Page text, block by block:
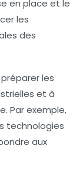
en place et le
les
des
les
et à
Par exemple,
technologies
aux